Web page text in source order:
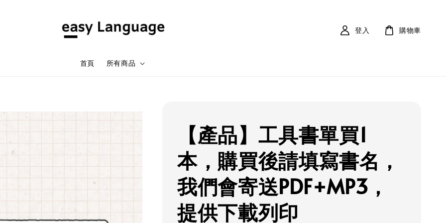
首頁 所有商品
登入 購物車
【產品】工具書單買1
本，購買後請填寫書名，
我們會寄送PDF+MP3，
提供下載列印